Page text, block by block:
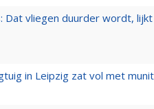
Dat vliegen duurder wordt,
in Leipzig zat vol met